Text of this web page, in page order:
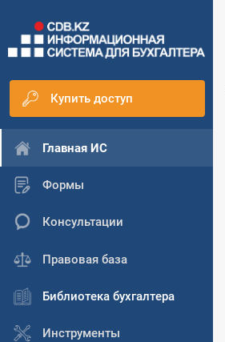
Купить доступ
Главная ИС
Формы
Консультации
Правовая база
Библиотека бухгалтера
Инструменты